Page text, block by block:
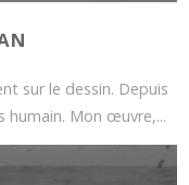
sur le dessin. Depuis
humain. Mon œuvre,...